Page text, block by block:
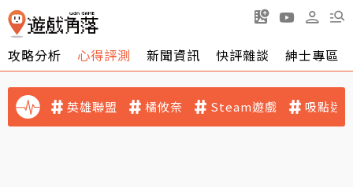
攻略分析 心得評測 新聞資訊 快評雜談 紳士專區
英雄聯盟 橘攸奈 Steam遊戲 吸點迷